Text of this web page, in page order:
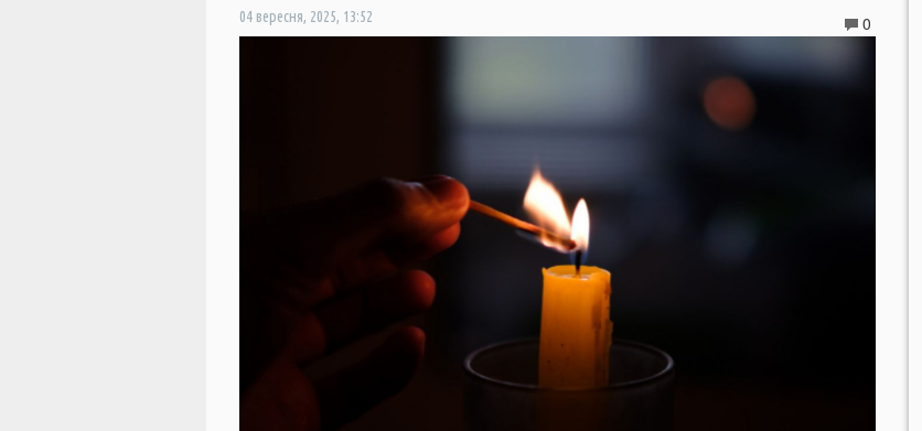
04 вересня, 2025, 13:52 0